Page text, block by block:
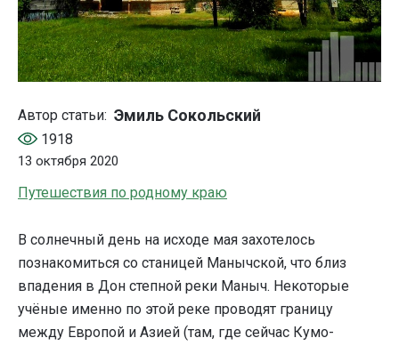
Автор статьи: Эмиль Сокольский
1918
13 октября 2020
Путешествия по родному краю
В солнечный день на исходе мая захотелось
познакомиться со станицей Манычской, что близ
впадения в Дон степной реки Маныч. Некоторые
учёные именно по этой реке проводят границу
между Европой и Азией (там, где сейчас Кумо-